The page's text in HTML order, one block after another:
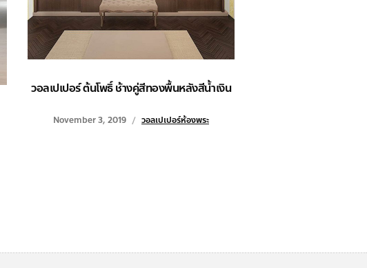
วอลเปเปอร์ ต้นโพธิ์ ช้างคู่สีทองพื้นหลังสีน้ำเงิน
November 3, 2019 วอลเปเปอร์ห้องพระ